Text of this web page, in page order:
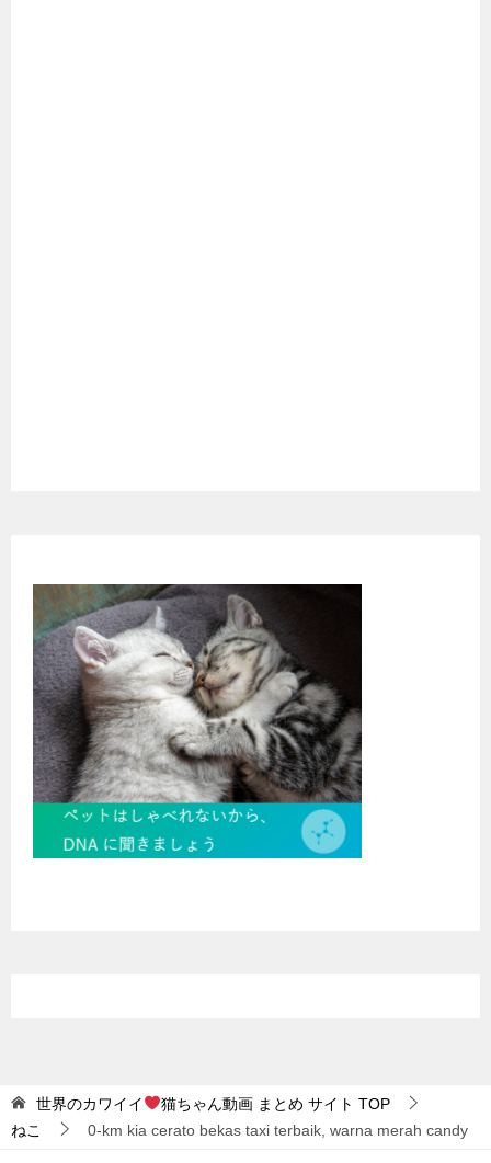
世界のカワイイ 猫ちゃん動画 まとめ サイト TOP
ねこ
0-km kia cerato bekas taxi terbaik, warna merah candy